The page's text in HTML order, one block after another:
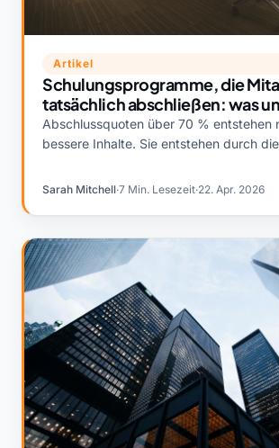
Artikel
Schulungsprogramme, die
tatsächlich abschließen: was
Unternehmens-L&D-Teams
haben
Abschlussquoten über 70 % entstehen
bessere Inhalte. Sie entstehen durch
diese Zahl erreichen, anders.
Sarah Mitchell·7 Min. Lesezeit·22. Apr. 2026